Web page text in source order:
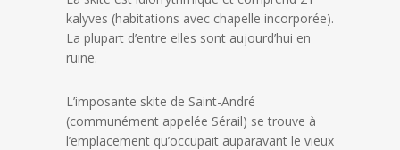
kalyves (habitations avec chapelle incorporée).
La plupart d’entre elles sont aujourd’hui en
ruine.
L’imposante skite de Saint-André
(communément appelée Sérail) se trouve à
l’emplacement qu’occupait auparavant le vieux